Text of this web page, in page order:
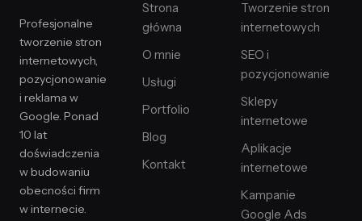
Profesjonalne
tworzenie stron
internetowych,
pozycjonowanie
i reklama w
Google. Ponad
10 lat
doświadczenia
w budowaniu
obecności firm
w internecie.
Strona
główna
O mnie
Usługi
Portfolio
Blog
Kontakt
Tworzenie stron
internetowych
SEO i
pozycjonowanie
Sklepy
internetowe
Aplikacje
internetowe
Kampanie
Google Ads